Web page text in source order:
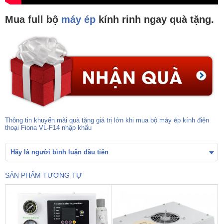
Mua full bộ máy ép kính rinh ngay quà tặng.
Thông tin khuyến mãi quà tặng giá trị lớn khi mua bộ máy ép kính điện
thoại Fiona VL-F14 nhập khẩu
Hãy là người bình luận đầu tiên
SẢN PHẨM TƯƠNG TỰ